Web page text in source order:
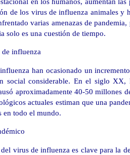
de los virus de influenza animales y
varias amenazas de pandemia,
solo es una cuestión de tiempo.
de influenza
han ocasionado un
social considerable. En el siglo XX,
aproximadamente 40-50 millones
actuales estiman que una
en todo el mundo.
virus de influenza es clave para la